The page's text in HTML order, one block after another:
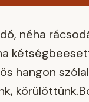
néha
hangon